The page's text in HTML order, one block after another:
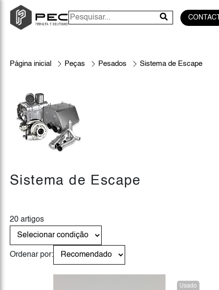
Página inicial Peças Pesados Sistema de Escape
Sistema de Escape
20 artigos
Ordenar por:
Usado